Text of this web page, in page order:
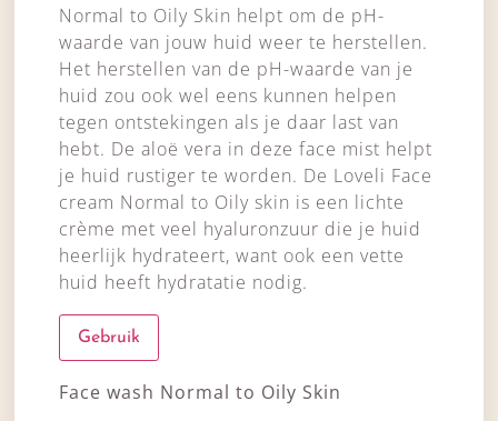
Normal to Oily Skin helpt om de pH-
waarde van jouw huid weer te herstellen.
Het herstellen van de pH-waarde van je
huid zou ook wel eens kunnen helpen
tegen ontstekingen als je daar last van
hebt. De aloë vera in deze face mist helpt
je huid rustiger te worden. De Loveli Face
cream Normal to Oily skin is een lichte
crème met veel hyaluronzuur die je huid
heerlijk hydrateert, want ook een vette
huid heeft hydratatie nodig.
Gebruik
Face wash Normal to Oily Skin